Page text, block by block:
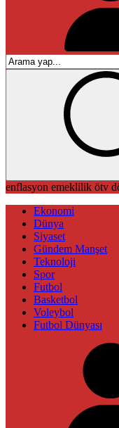
enflasyon emeklilik ötv
Ekonomi
Dünya
Siyaset
Gündem Manşet
Teknoloji
Spor
Futbol
Basketbol
Voleybol
Futbol Dünyası